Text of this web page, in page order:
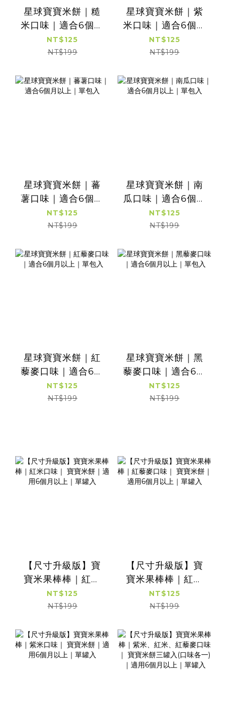
星球寶寶米餅｜糙
米口味｜適合6個月
以上｜單包入
NT$125
NT$199
星球寶寶米餅｜紫
米口味｜適合6個月
以上｜單包入
NT$125
NT$199
星球寶寶米餅｜蕃
薯口味｜適合6個月
以上｜單包入
NT$125
NT$199
星球寶寶米餅｜南
瓜口味｜適合6個月
以上｜單包入
NT$125
NT$199
星球寶寶米餅｜紅
藜麥口味｜適合6個
月以上｜單包入
NT$125
NT$199
星球寶寶米餅｜黑
藜麥口味｜適合6個
月以上｜單包入
NT$125
NT$199
【尺寸升級版】寶
寶米果棒棒｜紅米
口味｜ 寶寶米餅｜
適用6個月以上｜單
NT$125
NT$199
【尺寸升級版】寶
寶米果棒棒｜紅藜
麥口味｜ 寶寶米餅
｜適用6個月以上｜
NT$125
NT$199